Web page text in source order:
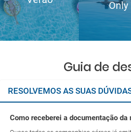
Only
Guia de
RESOLVEMOS AS SUAS
Como receberei a documentação da